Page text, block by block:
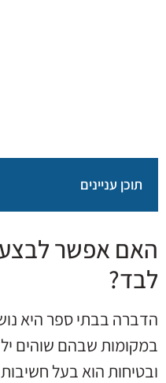
תוכן עניינים
האם אפשר
לבד?
הדברה בבתי ספר היא
במקומות שבהם שוהים
ובטיחות הוא בעל